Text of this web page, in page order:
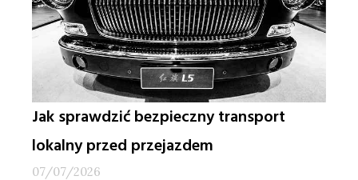
Jak sprawdzić bezpieczny transport
lokalny przed przejazdem
07/07/2026